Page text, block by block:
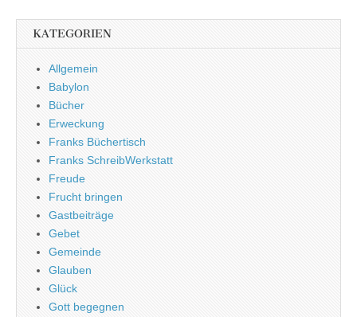
KATEGORIEN
Allgemein
Babylon
Bücher
Erweckung
Franks Büchertisch
Franks SchreibWerkstatt
Freude
Frucht bringen
Gastbeiträge
Gebet
Gemeinde
Glauben
Glück
Gott begegnen